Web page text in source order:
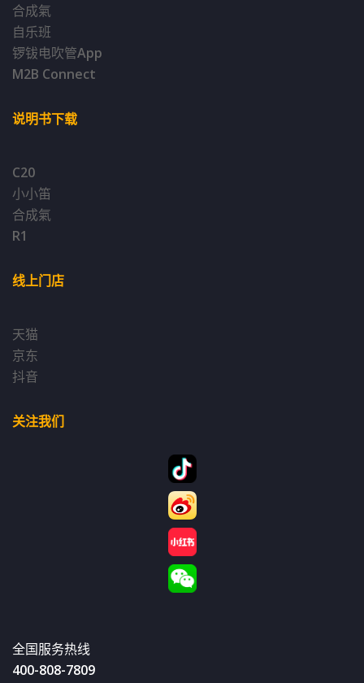
合成氣
自乐班
锣钹电吹管App
M2B Connect
说明书下载
C20
小小笛
合成氣
R1
线上门店
天猫
京东
抖音
关注我们
全国服务热线
400-808-7809